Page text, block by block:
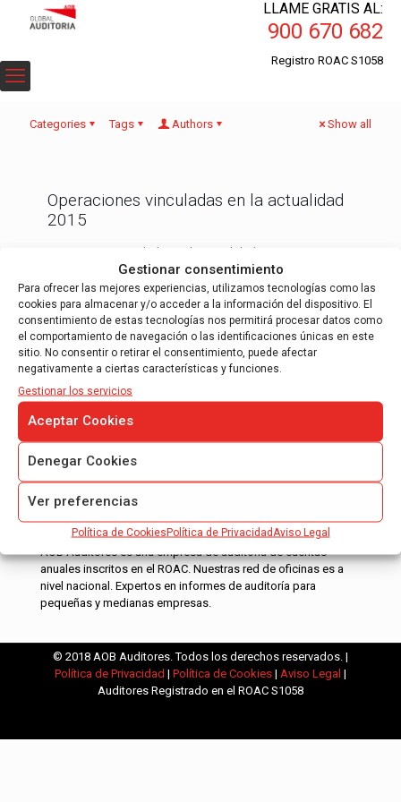
Gestionar consentimiento
Para ofrecer las mejores experiencias, utilizamos tecnologías como las
cookies para almacenar y/o acceder a la información del dispositivo. El
consentimiento de estas tecnologías nos permitirá procesar datos como
el comportamiento de navegación o las identificaciones únicas en este
sitio. No consentir o retirar el consentimiento, puede afectar
negativamente a ciertas características y funciones.
Gestionar los servicios
Aceptar Cookies
Denegar Cookies
Ver preferencias
Política de CookiesPolítica de Privacidad Aviso Legal
LLAME GRATIS AL:
900 670 682
Registro ROAC S1058
Categories Tags Authors Show all
Operaciones vinculadas en la actualidad
2015
Operaciones vinculadas en la actualidad 2015 La Ley
27/2014, de 27 de noviembre , del Impuesto sobre
Sociedades, establece con efectos desde el 1 de Enero[…]
Read more
AOB Auditores es una empresa de auditoría de cuentas
anuales inscritos en el ROAC. Nuestras red de oficinas es a
nivel nacional. Expertos en informes de auditoría para
pequeñas y medianas empresas.
© 2018 AOB Auditores. Todos los derechos reservados. |
Política de Privacidad | Política de Cookies | Aviso Legal |
Auditores Registrado en el ROAC S1058